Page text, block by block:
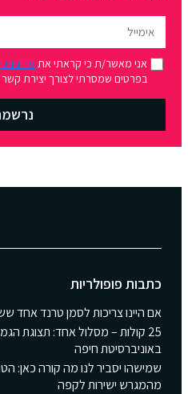
אני מאשר/ת כי קראתי את
בפרטים שמסרתי לצורך יצירת קשר
כתבות פופולריות
אם היינו צריכות לסמן טרנד אחד
25 קולות – מסלול אחד: תצוגת
באוניברסיטת חיפה
שמישהו יסביר לנו מה קורה כאן:
מהמגרש ישירות לקפה